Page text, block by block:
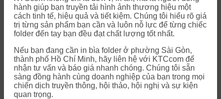
hành giúp bạn truyền tải hình ảnh thương hiệu một
cách tinh tế, hiệu quả và tiết kiệm. Chúng tôi hiểu rõ giá
trị từng sản phẩm bạn cần và luôn nỗ lực để từng chiếc
folder đến tay bạn đều đạt chất lượng tốt nhất.
Nếu bạn đang cần in bìa folder ở phường Sài Gòn,
thành phố Hồ Chí Minh, hãy liên hệ với KTCcom để
nhận tư vấn và báo giá nhanh chóng. Chúng tôi sẵn
sàng đồng hành cùng doanh nghiệp của bạn trong mọi
chiến dịch truyền thông, hội thảo, hội nghị và sự kiện
quan trọng.